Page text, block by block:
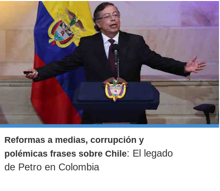
Reformas a medias, corrupción y
polémicas frases sobre Chile: El legado
de Petro en Colombia